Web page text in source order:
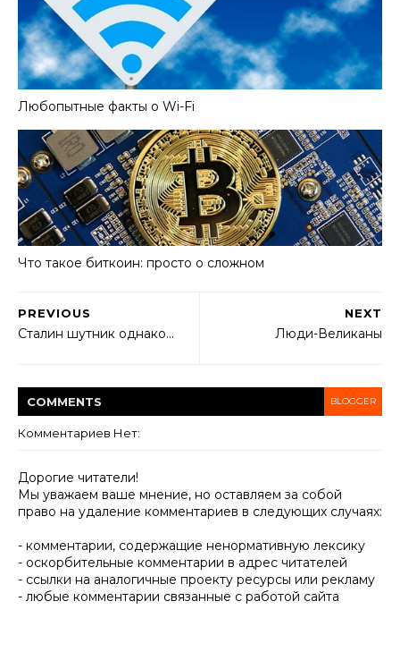
Любопытные факты о Wi-Fi
Что такое биткоин: просто о сложном
NEXT
Люди-Великаны
PREVIOUS
Сталин шутник однако...
COMMENTS BLOGGER
Комментариев Нет:
Дорогие читатели!
Мы уважаем ваше мнение, но оставляем за собой
право на удаление комментариев в следующих случаях:
- комментарии, содержащие ненормативную лексику
- оскорбительные комментарии в адрес читателей
- ссылки на аналогичные проекту ресурсы или рекламу
- любые комментарии связанные с работой сайта